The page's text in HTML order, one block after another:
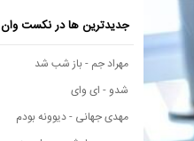
جدیدترین ها در نکست وان
مهراد جم - باز شب شد
شدو - ای وای
مهدی جهانی - دیوونه بودم